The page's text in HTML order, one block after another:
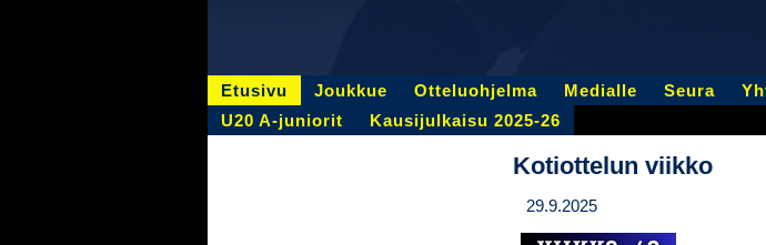
Etusivu Joukkue Otteluohjelma Medialle Seura
U20 A-juniorit
Kausijulkaisu 2025-26
Kotiottelun viikko
29.9.2025